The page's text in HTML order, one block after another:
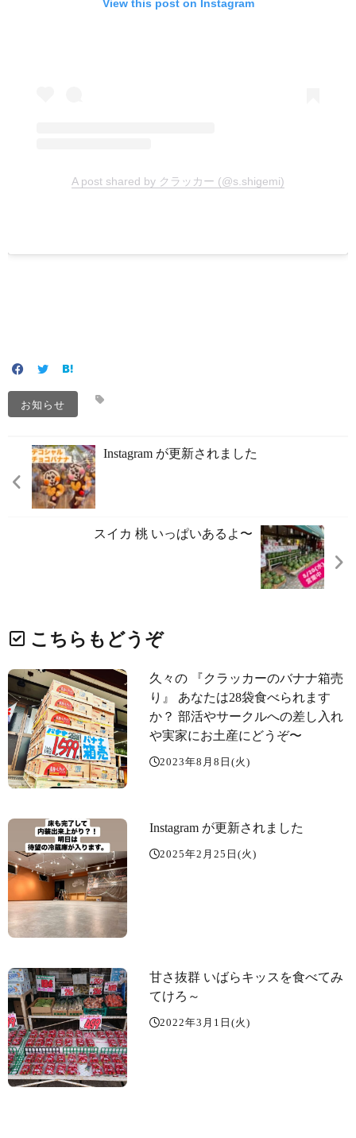
View this post on Instagram
A post shared by クラッカー (@s.shigemi)
お知らせ
Instagram が更新されました
スイカ 桃 いっぱいあるよ〜
こちらもどうぞ
久々の 『クラッカーのバナナ箱売
り』 あなたは28袋食べられます
か？ 部活やサークルへの差し入れ
や実家にお土産にどうぞ〜️
2023年8月8日(火)
Instagram が更新されました
2025年2月25日(火)
甘さ抜群️ いばらキッスを食べてみ
てけろ～️
2022年3月1日(火)